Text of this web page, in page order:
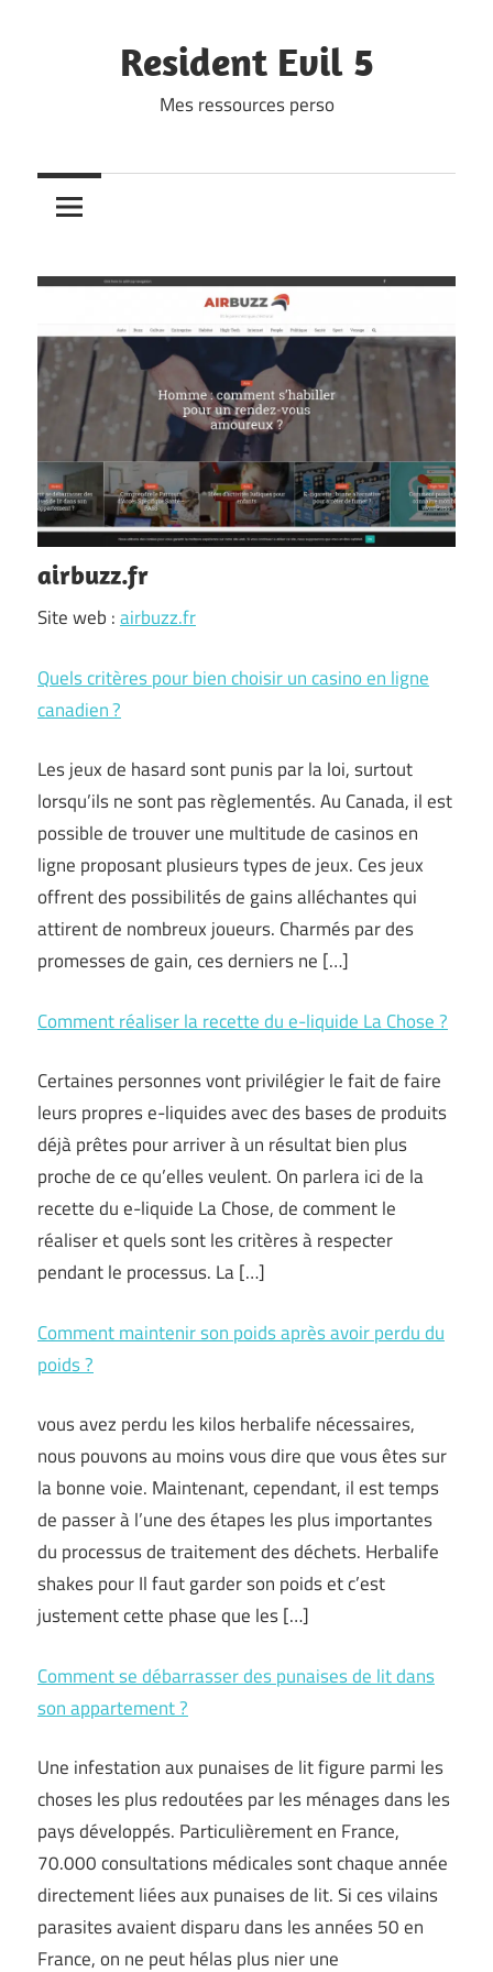
Resident Evil 5
Mes ressources perso
airbuzz.fr
Site web :airbuzz.fr
Quels critères pour bien choisir un casino en ligne
canadien ?
Les jeux de hasard sont punis par la loi, surtout
lorsqu’ils ne sont pas règlementés. Au Canada, il est
possible de trouver une multitude de casinos en
ligne proposant plusieurs types de jeux. Ces jeux
offrent des possibilités de gains alléchantes qui
attirent de nombreux joueurs. Charmés par des
promesses de gain, ces derniers ne […]
Comment réaliser la recette du e-liquide La Chose ?
Certaines personnes vont privilégier le fait de faire
leurs propres e-liquides avec des bases de produits
déjà prêtes pour arriver à un résultat bien plus
proche de ce qu’elles veulent. On parlera ici de la
recette du e-liquide La Chose, de comment le
réaliser et quels sont les critères à respecter
pendant le processus. La […]
Comment maintenir son poids après avoir perdu du
poids ?
vous avez perdu les kilos herbalife nécessaires,
nous pouvons au moins vous dire que vous êtes sur
la bonne voie. Maintenant, cependant, il est temps
de passer à l’une des étapes les plus importantes
du processus de traitement des déchets. Herbalife
shakes pour Il faut garder son poids et c’est
justement cette phase que les […]
Comment se débarrasser des punaises de lit dans
son appartement ?
Une infestation aux punaises de lit figure parmi les
choses les plus redoutées par les ménages dans les
pays développés. Particulièrement en France,
70.000 consultations médicales sont chaque année
directement liées aux punaises de lit. Si ces vilains
parasites avaient disparu dans les années 50 en
France, on ne peut hélas plus nier une